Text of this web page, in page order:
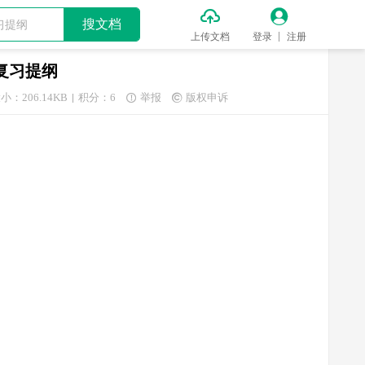
搜文档 
上传文档

登录 注册
习提纲
：206.14KB 积分：6  举报  版权申诉